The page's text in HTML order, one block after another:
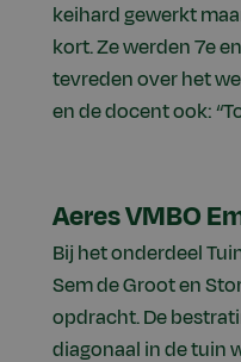
keihard gewerkt
kort. Ze werden 7e
tevreden over het
en de docent ook:
Aeres VMBO
Bij het onderdeel
Sem de Groot en
opdracht. De
diagonaal in de tuin